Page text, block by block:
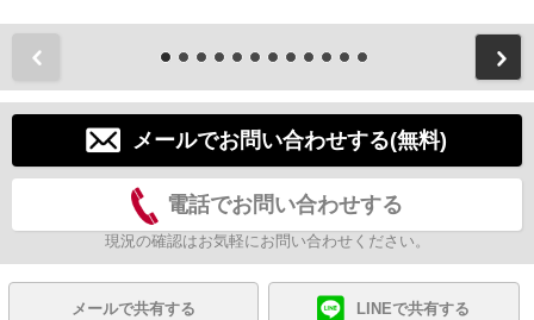
メールでお問い合わせする(無料)
電話でお問い合わせする
現況の確認はお気軽にお問い合わせください。
メールで共有する LINEで共有する